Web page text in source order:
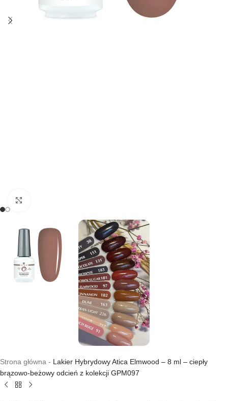
Strona główna - Lakier Hybrydowy Atica Elmwood – 8 ml – ciepły
brązowo-beżowy odcień z kolekcji GPM097